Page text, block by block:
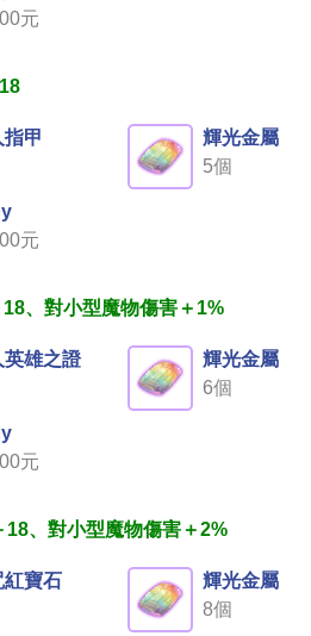
元
甲
輝光金屬
5個
元
、對小型魔物傷害＋1%
英雄之證
輝光金屬
6個
元
18、對小型魔物傷害＋2%
紅寶石
輝光金屬
8個